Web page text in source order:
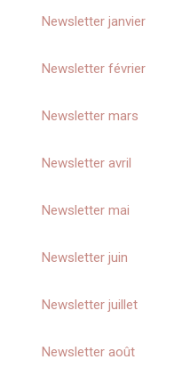
Newsletter janvier
Newsletter février
Newsletter mars
Newsletter avril
Newsletter mai
Newsletter juin
Newsletter juillet
Newsletter août